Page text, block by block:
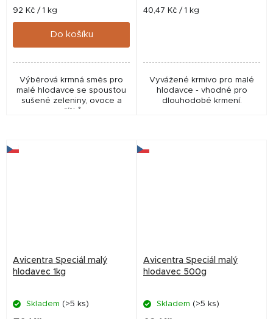
Měrná
cena:
92 Kč / 1 kg
Do košíku
Výběrová krmná směs pro
malé hlodavce se spoustou
sušené zeleniny, ovoce a
oříšků.
Měrná
40,47 Kč / 1 kg
Vyvážené krmivo pro malé
hlodavce - vhodné pro
dlouhodobé krmení.
Avicentra Speciál malý
hlodavec 1kg
Skladem (>5 ks)
Avicentra Speciál malý
hlodavec 500g
Skladem (>5 ks)